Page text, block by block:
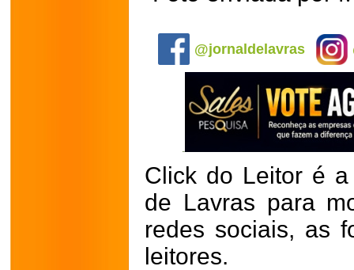
@jornaldelavras
Click do Leitor é
de Lavras para
redes sociais, as
leitores.